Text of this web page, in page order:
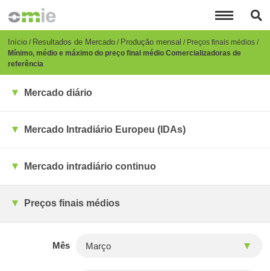
para
conteúdo
principal
Breadcrumb
Início Resultados de Mercado Produção mensal
Preços finais médios
Mínimo, médio e máximo do preço final médio Comercializadoras de
referência
Mercado diário
Mercado Intradiário Europeu (IDAs)
Mercado intradiário continuo
Preços finais médios
Mês